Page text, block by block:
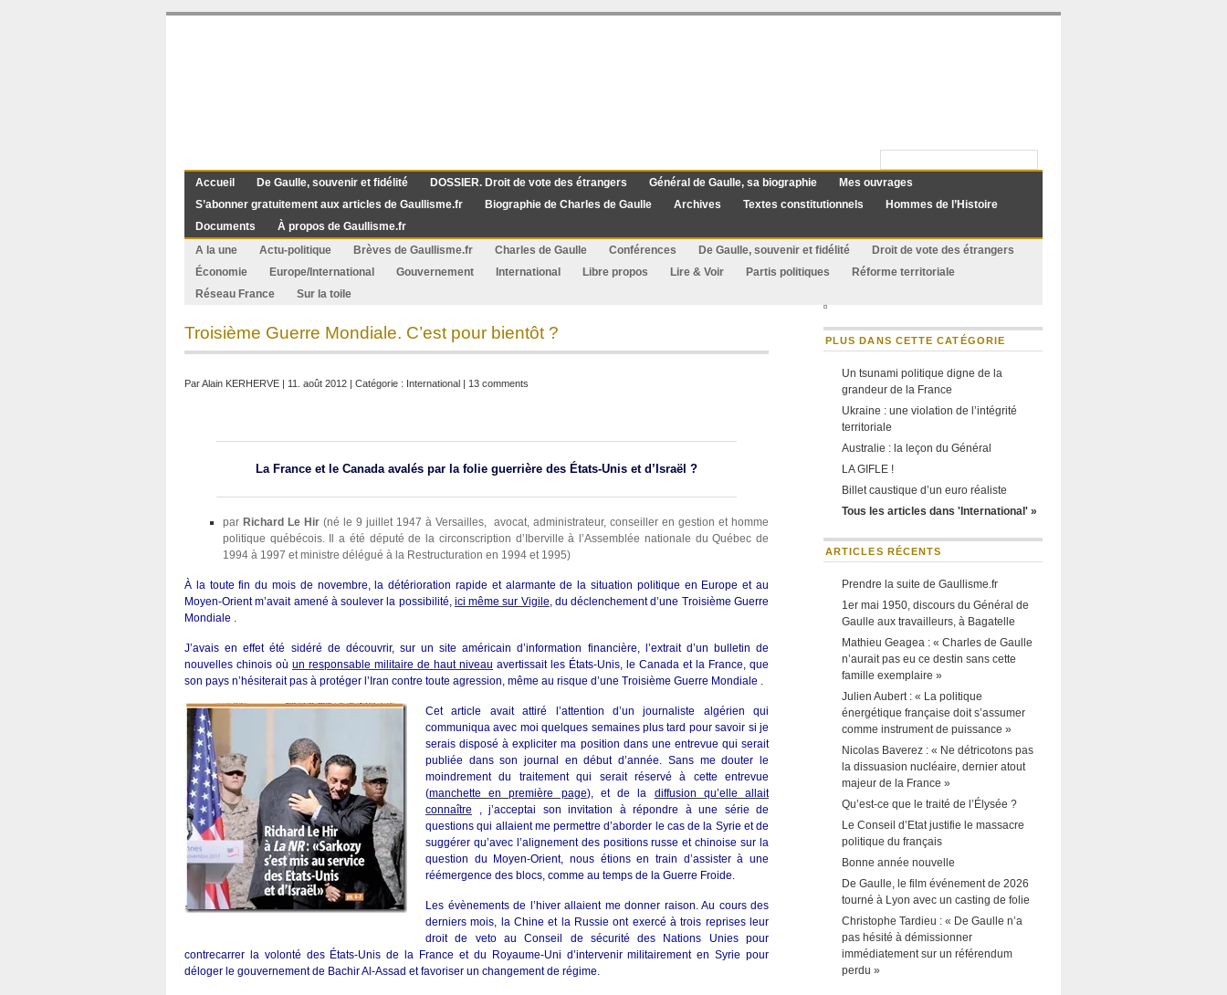
Accueil De Gaulle, souvenir et fidélité DOSSIER. Droit de vote des étrangers Général de Gaulle, sa biographie
Mes ouvrages
S’abonner gratuitement aux articles de Gaullisme.fr
Biographie de Charles de Gaulle Archives Textes constitutionnels
Hommes de l’Histoire
Documents
À propos de Gaullisme.fr
A la une
Actu-politique Brèves de Gaullisme.fr Charles de Gaulle Conférences De Gaulle, souvenir et fidélité
Droit de vote des étrangers
Économie
Europe/International Gouvernement International Libre propos Lire & Voir Partis politiques
Réforme territoriale
Réseau France
Sur la toile
Troisième Guerre Mondiale. C’est pour bientôt ?
ParAlain KERHERVE | 11. août 2012 | Catégorie : International | 13 comments
La France et le Canada avalés par la folie guerrière des États-Unis et d’Israël ?
par Richard Le Hir (né le 9 juillet 1947 à Versailles, avocat, administrateur, conseiller en gestion et homme
politique québécois. Il a été député de la circonscription d’Iberville à l’Assemblée nationale du Québec de
1994 à 1997 et ministre délégué à la Restructuration en 1994 et 1995)
À la toute fin du mois de novembre, la détérioration rapide et alarmante de la situation politique en Europe et au
Moyen-Orient m’avait amené à soulever la possibilité, ici même sur Vigile, du déclenchement d’une Troisième Guerre
Mondiale .
J’avais en effet été sidéré de découvrir, sur un site américain d’information financière, l’extrait d’un bulletin de
nouvelles chinois où un responsable militaire de haut niveau avertissait les États-Unis, le Canada et la France, que
son pays n’hésiterait pas à protéger l’Iran contre toute agression, même au risque d’une Troisième Guerre Mondiale .
Cet article avait attiré l’attention d’un journaliste algérien qui
communiqua avec moi quelques semaines plus tard pour savoir si je
serais disposé à expliciter ma position dans une entrevue qui serait
publiée dans son journal en début d’année. Sans me douter le
moindrement du traitement qui serait réservé à cette entrevue
(manchette en première page), et de la diffusion qu’elle allait
connaître , j’acceptai son invitation à répondre à une série de
questions qui allaient me permettre d’aborder le cas de la Syrie et de
suggérer qu’avec l’alignement des positions russe et chinoise sur la
question du Moyen-Orient, nous étions en train d’assister à une
réémergence des blocs, comme au temps de la Guerre Froide.
Les évènements de l’hiver allaient me donner raison. Au cours des
derniers mois, la Chine et la Russie ont exercé à trois reprises leur
droit de veto au Conseil de sécurité des Nations Unies pour
contrecarrer la volonté des États-Unis de la France et du Royaume-Uni d’intervenir militairement en Syrie pour
déloger le gouvernement de Bachir Al-Assad et favoriser un changement de régime.
PLUS DANS CETTE CATÉGORIE
Un tsunami politique digne de la
grandeur de la France
Ukraine : une violation de l’intégrité
territoriale
Australie : la leçon du Général
LA GIFLE !
Billet caustique d’un euro réaliste
Tous les articles dans 'International' »
ARTICLES RÉCENTS
Prendre la suite de Gaullisme.fr
1er mai 1950, discours du Général de
Gaulle aux travailleurs, à Bagatelle
Mathieu Geagea : « Charles de Gaulle
n’aurait pas eu ce destin sans cette
famille exemplaire »
Julien Aubert : « La politique
énergétique française doit s’assumer
comme instrument de puissance »
Nicolas Baverez : « Ne détricotons pas
la dissuasion nucléaire, dernier atout
majeur de la France »
Qu’est-ce que le traité de l’Élysée ?
Le Conseil d’Etat justifie le massacre
politique du français
Bonne année nouvelle
De Gaulle, le film événement de 2026
tourné à Lyon avec un casting de folie
Christophe Tardieu : « De Gaulle n’a
pas hésité à démissionner
immédiatement sur un référendum
perdu »